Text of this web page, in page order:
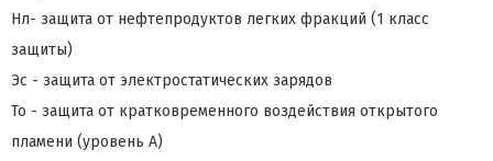
Нл- защита от нефтепродуктов легких фракций (1 класс
защиты)
Эс - защита от электростатических зарядов
То - защита от кратковременного воздействия открытого
пламени (уровень А)